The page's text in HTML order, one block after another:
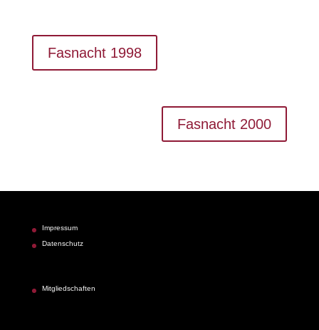
Fasnacht 1998
Fasnacht 2000
Impressum
Datenschutz
Mitgliedschaften